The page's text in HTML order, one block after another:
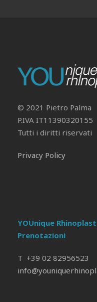
© 2021 Pietro Palma
P.IVA IT11390320155
Tutti i diritti riservati
Privacy Policy
YOUnique
Prenotazioni
T +39 02 82956523